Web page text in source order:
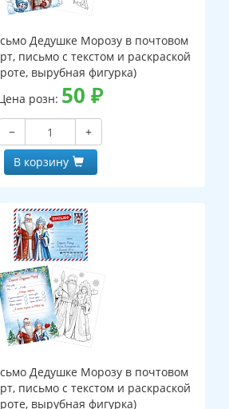
Дедушке Морозу в почтовом
письмо с текстом и раскраской
вырубная фигурка)
розн: 50 ₽
−
+
В корзину
Дедушке Морозу в почтовом
письмо с текстом и раскраской
вырубная фигурка)